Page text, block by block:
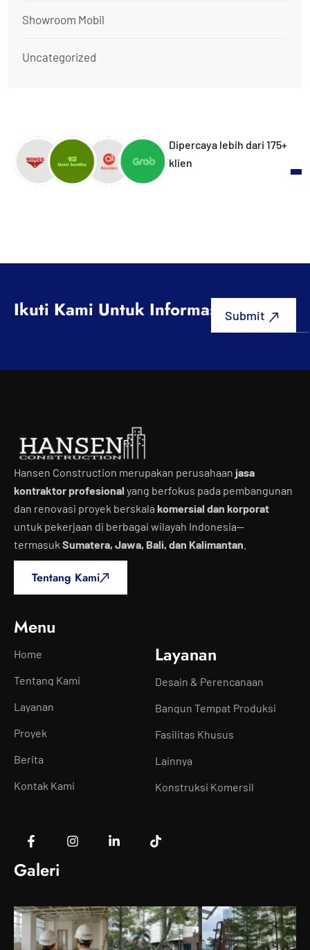
Showroom Mobil
Uncategorized
Dipercaya lebih dari 175+
klien
Ikuti Kami Untuk Informasi Terbaru
Hansen Construction merupakan perusahaan jasa
kontraktor profesional yang berfokus pada pembangunan
dan renovasi proyek berskala komersial dan korporat
untuk pekerjaan di berbagai wilayah Indonesia—
termasuk Sumatera, Jawa, Bali, dan Kalimantan
Tentang Kami
Menu
Home
Tentang Kami
Layanan
Proyek
Berita
Kontak Kami
Layanan
Desain & Perencanaan
Bangun Tempat Produksi
Fasilitas Khusus
Lainnya
Konstruksi Komersil
Galeri